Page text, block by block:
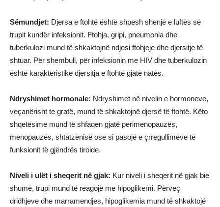
Sëmundjet: Djersa e ftohtë është shpesh shenjë e luftës së
trupit kundër infeksionit. Ftohja, gripi, pneumonia dhe
tuberkulozi mund të shkaktojnë ndjesi ftohjeje dhe djersitje të
shtuar. Për shembull, për infeksionin me HIV dhe tuberkulozin
është karakteristike djersitja e ftohtë gjatë natës.
Ndryshimet hormonale: Ndryshimet në nivelin e hormoneve,
veçanërisht te gratë, mund të shkaktojnë djersë të ftohtë. Këto
shqetësime mund të shfaqen gjatë perimenopauzës,
menopauzës, shtatzënisë ose si pasojë e çrregullimeve të
funksionit të gjëndrës tiroide.
Niveli i ulët i sheqerit në gjak: Kur niveli i sheqerit në gjak bie
shumë, trupi mund të reagojë me hipoglikemi. Përveç
dridhjeve dhe marramendjes, hipoglikemia mund të shkaktojë